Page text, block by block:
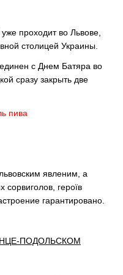
проходит во Львове,
столицей Украины.
с Днем Батяра во
сразу закрыть две
пива
явленим, а
сорвиголов, героїв
гарантировано.
ПОДОЛЬСКОМ